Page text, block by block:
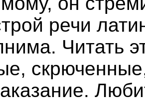
речи
Читать